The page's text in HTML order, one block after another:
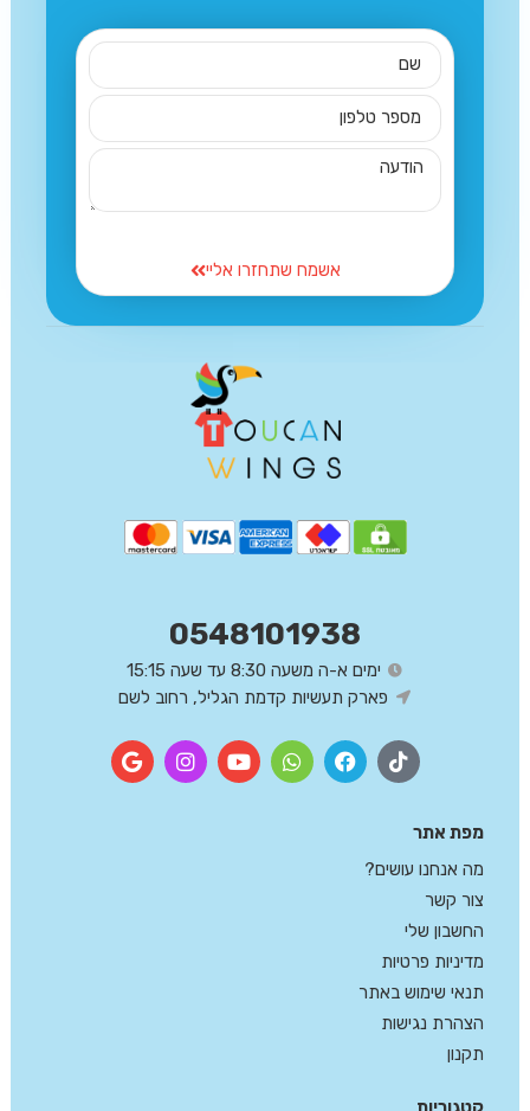
אשמח שתחזרו אליי
מפת אתר
מה אנחנו עושים?
צור קשר
החשבון שלי
מדיניות פרטיות
תנאי שימוש באתר
הצהרת נגישות
תקנון
0548101938
ימים א-ה משעה 8:30 עד שעה 15:15
פארק תעשיות קדמת הגליל, רחוב לשם